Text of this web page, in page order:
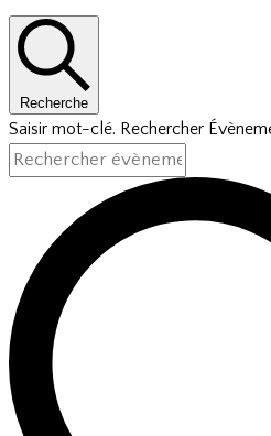
Recherche
Saisir mot-clé. Rechercher